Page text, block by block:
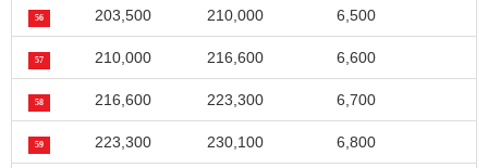
56 203,500 210,000 6,500
57 210,000 216,600 6,600
58 216,600 223,300 6,700
59 223,300 230,100 6,800